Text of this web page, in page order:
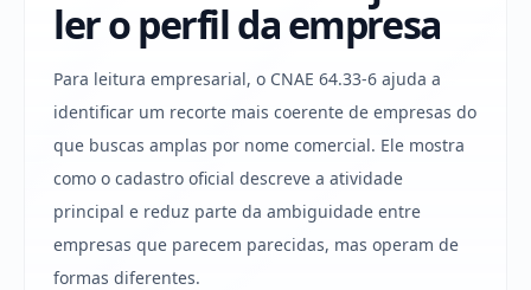
ler o perfil da empresa
Para leitura empresarial, o CNAE 64.33-6 ajuda a
identificar um recorte mais coerente de empresas do
que buscas amplas por nome comercial. Ele mostra
como o cadastro oficial descreve a atividade
principal e reduz parte da ambiguidade entre
empresas que parecem parecidas, mas operam de
formas diferentes.